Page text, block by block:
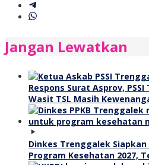
Jangan Lewatkan
Respons Surat Asprov,
Wasit TSL Masih
Dinkes Trenggalek
Program Kesehatan 2027,